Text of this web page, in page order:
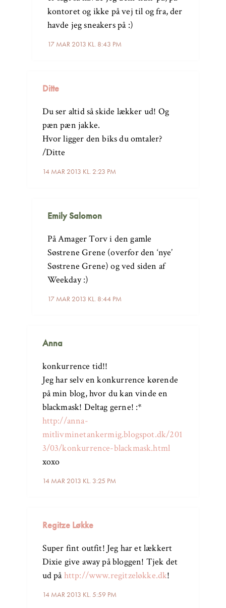
17 MAR 2013 KL. 8:43 PM
kontoret og ikke på vej til og fra, der
havde jeg sneakers på :)
Ditte
14 MAR 2013 KL. 2:23 PM
Du ser altid så skide lækker ud! Og
pæn pæn jakke.
Hvor ligger den biks du omtaler?
/Ditte
Emily Salomon
17 MAR 2013 KL. 8:44 PM
På Amager Torv i den gamle
Søstrene Grene (overfor den ‘nye’
Søstrene Grene) og ved siden af
Weekday :)
Anna
14 MAR 2013 KL. 3:25 PM
konkurrence tid!!
Jeg har selv en konkurrence kørende
på min blog, hvor du kan vinde en
blackmask! Deltag gerne! :*
http://anna-
mitlivminetankermig.blogspot.dk/201
3/03/konkurrence-blackmask.html
xoxo
Regitze Løkke
14 MAR 2013 KL. 5:59 PM
Super fint outfit! Jeg har et lækkert
Dixie give away på bloggen! Tjek det
ud påhttp://www.regitzeløkke.dk!